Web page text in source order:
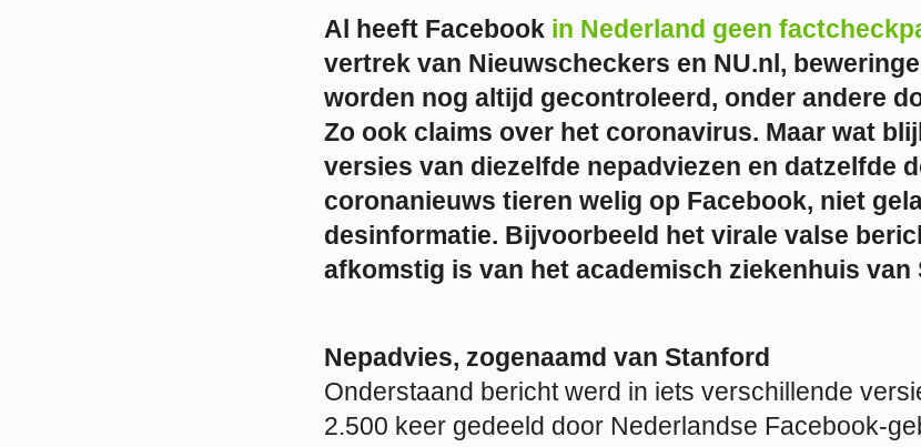
Al heeft Facebook in Nederland geen
vertrek van Nieuwscheckers en NU.nl,
worden nog altijd gecontroleerd, onder andere
Zo ook claims over het coronavirus. Maar wat
versies van diezelfde nepadviezen en datzelfde
coronanieuws tieren welig op Facebook, niet
desinformatie. Bijvoorbeeld het virale valse
afkomstig is van het academisch ziekenhuis van
Nepadvies, zogenaamd van Stanford
Onderstaand bericht werd in iets verschillende
2.500 keer gedeeld door Nederlandse Facebook-